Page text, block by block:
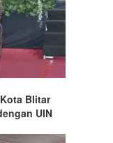
Blitar
UIN